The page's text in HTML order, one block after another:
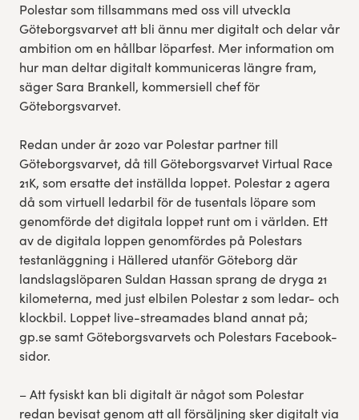
Polestar som tillsammans med oss vill utveckla
Göteborgsvarvet att bli ännu mer digitalt och delar vår
ambition om en hållbar löparfest. Mer information om
hur man deltar digitalt kommuniceras längre fram,
säger Sara Brankell, kommersiell chef för
Göteborgsvarvet.
Redan under år 2020 var Polestar partner till
Göteborgsvarvet, då till Göteborgsvarvet Virtual Race
21K, som ersatte det inställda loppet. Polestar 2 agera
då som virtuell ledarbil för de tusentals löpare som
genomförde det digitala loppet runt om i världen. Ett
av de digitala loppen genomfördes på Polestars
testanläggning i Hällered utanför Göteborg där
landslagslöparen Suldan Hassan sprang de dryga 21
kilometerna, med just elbilen Polestar 2 som ledar- och
klockbil. Loppet live-streamades bland annat på;
gp.se samt Göteborgsvarvets och Polestars Facebook-
sidor.
– Att fysiskt kan bli digitalt är något som Polestar
redan bevisat genom att all försäljning sker digitalt via